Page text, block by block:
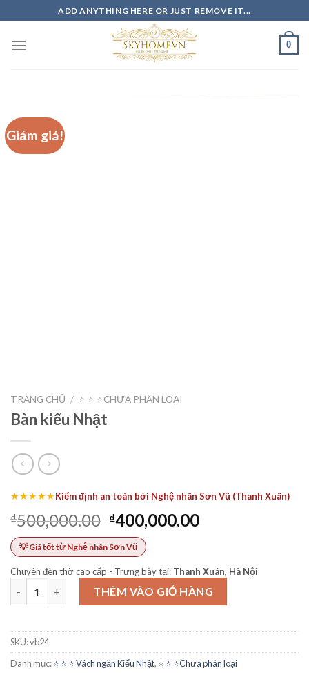
to
content
ADD ANYTHING HERE OR JUST REMOVE IT...
0
Giảm giá!
TRANG CHỦ / ⭐️ ⭐️ ⭐️CHƯA PHÂN LOẠI
Bàn kiểu Nhật
★★★★★Kiểm định an toàn bởi Nghệ nhân Sơn Vũ (Thanh Xuân)
₫500,000.00 Giá
gốc
là:
₫500,000.00.
₫400,000.00Giá
là:
₫400,000.00.
💡 Giá tốt từ Nghệ nhân Sơn Vũ
Chuyên đèn thờ cao cấp - Trưng bày tại: Thanh Xuân, Hà Nội
Bàn kiểu Nhật số lượngTHÊM VÀO GIỎ HÀNG
SKU:vb24
Danh mục:⭐️ ⭐️ ⭐️ Vách ngăn Kiểu Nhật, ⭐️ ⭐️ ⭐️Chưa phân loại